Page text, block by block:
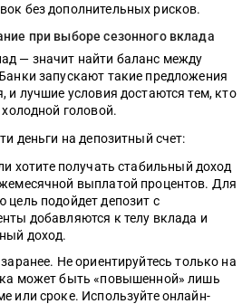
без дополнительных рисков.
при выборе сезонного вклада
— значит найти баланс между
запускают такие предложения
и лучшие условия достаются тем, кто
головой.
деньги на депозитный счет:
хотите получать стабильный доход
выплатой процентов. Для
цель подойдет депозит с
добавляются к телу вклада и
доход.
Не ориентируйтесь только на
может быть «повышенной» лишь
или сроке. Используйте онлайн-